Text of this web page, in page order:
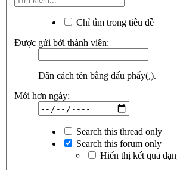
Chỉ tìm trong tiêu đề
Được gửi bởi thành viên:
Dãn cách tên bằng dấu phẩy(,).
Mới hơn ngày:
Search this thread only
Search this forum only
Hiển thị kết quả